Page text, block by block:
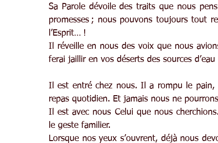
Sa Parole dévoile des traits que nous
promesses ; nous pouvons toujours tout
l’Esprit… !
Il réveille en nous des voix que nous
ferai jaillir en vos déserts des sources
Il est entré chez nous. Il a rompu le pain,
repas quotidien. Et jamais nous ne
Il est avec nous Celui que nous
le geste familier.
Lorsque nos yeux s’ouvrent, déjà nous